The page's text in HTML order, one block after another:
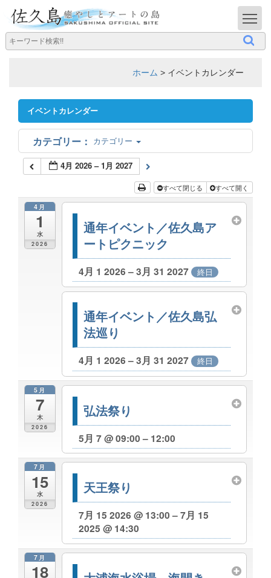
ホーム > イベントカレンダー
イベントカレンダー
カテゴリー
4月 2026 – 1月 2027
すべて閉じる すべて開く
4月
1
水
2026
通年イベント／佐久島ア
ートピクニック
4月 1 2026 – 3月 31 2027 終日
通年イベント／佐久島弘
法巡り
4月 1 2026 – 3月 31 2027 終日
5月
7
木
2026
弘法祭り
5月 7 @ 09:00 – 12:00
7月
15
水
2026
天王祭り
7月 15 2026 @ 13:00 – 7月 15
2025 @ 14:30
7月
18